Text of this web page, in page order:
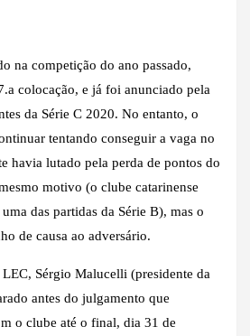
na competição do ano passado,
colocação, e já foi anunciado pela
da Série C 2020. No entanto, o
tentando conseguir a vaga no
havia lutado pela perda de pontos do
motivo (o clube catarinense
das partidas da Série B), mas o
de causa ao adversário.
Sérgio Malucelli (presidente da
antes do julgamento que
o clube até o final, dia 31 de